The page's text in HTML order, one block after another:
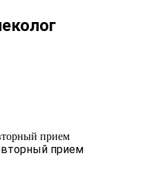
прием
прием